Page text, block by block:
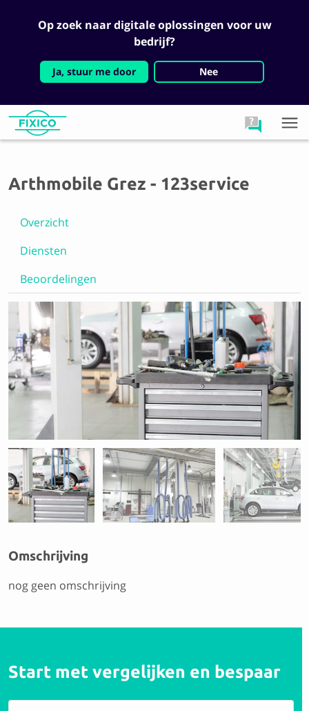
Op zoek naar digitale oplossingen voor uw
bedrijf?
Ja, stuur me door Nee
Arthmobile Grez - 123service
Overzicht
Diensten
Beoordelingen
Previous Next
Omschrijving
nog geen omschrijving
Start met vergelijken en bespaar